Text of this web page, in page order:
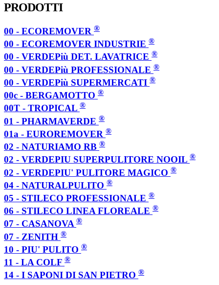
PRODOTTI
00 - ECOREMOVER ®
00 - ECOREMOVER INDUSTRIE ®
00 - VERDEPiù DET. LAVATRICE ®
00 - VERDEPiù PROFESSIONALE ®
00 - VERDEPiù SUPERMERCATI ®
00c - BERGAMOTTO ®
00T - TROPICAL ®
01 - PHARMAVERDE ®
01a - EUROREMOVER ®
02 - NATURIAMO RB ®
02 - VERDEPIU SUPERPULITORE NOOIL ®
02 - VERDEPIU' PULITORE MAGICO ®
04 - NATURALPULITO ®
05 - STILECO PROFESSIONALE ®
06 - STILECO LINEA FLOREALE ®
07 - CASANOVA ®
07 - ZENITH ®
10 - PIU' PULITO ®
11 - LA COLF ®
14 - I SAPONI DI SAN PIETRO ®